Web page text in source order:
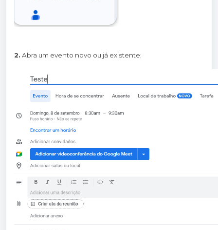
2. Abra um evento novo ou já existente;